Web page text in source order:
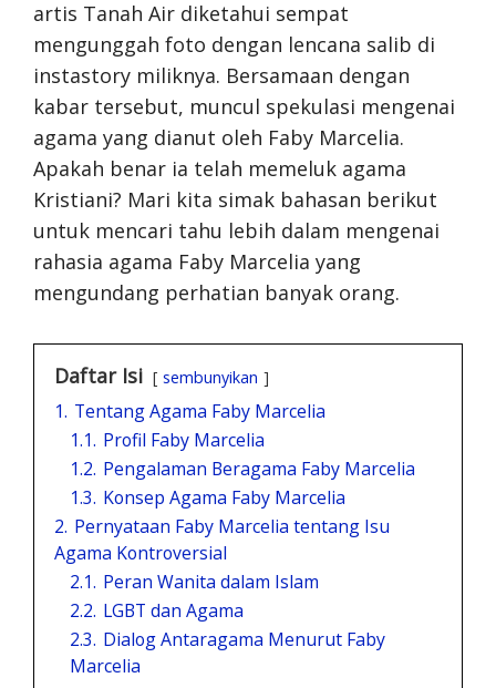
artis Tanah Air diketahui sempat
mengunggah foto dengan lencana salib di
instastory miliknya. Bersamaan dengan
kabar tersebut, muncul spekulasi mengenai
agama yang dianut oleh Faby Marcelia.
Apakah benar ia telah memeluk agama
Kristiani? Mari kita simak bahasan berikut
untuk mencari tahu lebih dalam mengenai
rahasia agama Faby Marcelia yang
mengundang perhatian banyak orang.
Daftar Isi sembunyikan
1. Tentang Agama Faby Marcelia
1.1. Profil Faby Marcelia
1.2. Pengalaman Beragama Faby Marcelia
1.3. Konsep Agama Faby Marcelia
2. Pernyataan Faby Marcelia tentang Isu
Agama Kontroversial
2.1. Peran Wanita dalam Islam
2.2. LGBT dan Agama
2.3. Dialog Antaragama Menurut Faby
Marcelia